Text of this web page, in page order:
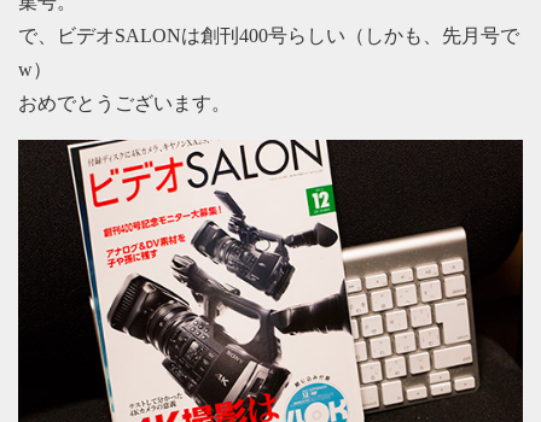
で、ビデオSALONは創刊400号らしい（しかも、先月号で
w）
おめでとうございます。